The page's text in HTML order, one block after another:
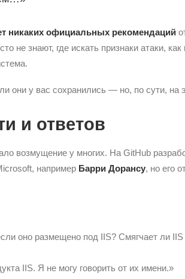
никаких официальных рекомендаций
не знают, где искать признаки атаки, как
они у вас сохранились — но, по сути, на
и ответов
возмущение у многих. На GitHub
например Барри Дорансу, но его
оно размещено под IIS? Смягчает ли IIS
IIS. Я не могу говорить от их имени.»